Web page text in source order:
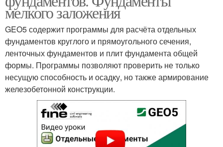
мелкого заложения
GEO5 содержит программы для расчёта отдельных
фундаментов круглого и прямоугольного сечения,
ленточных фундаментов и плит фундамента общей
формы. Программы позволяют проверить не только
несущую способность и осадку, но также армирование
железобетонной конструкции.